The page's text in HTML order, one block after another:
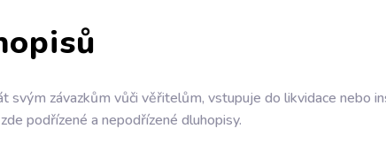
svým závazkům vůči věřitelům, vstupuje do likvidace nebo
podřízené a nepodřízené dluhopisy.